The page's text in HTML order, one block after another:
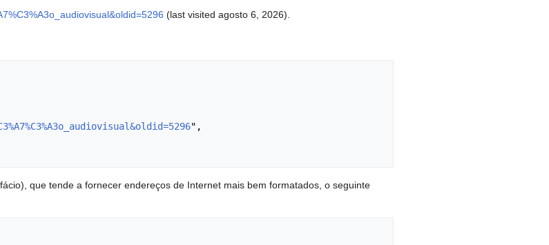
(last visited agosto 6, 2026).
",
que tende a fornecer endereços de Internet mais bem formatados, o seguinte